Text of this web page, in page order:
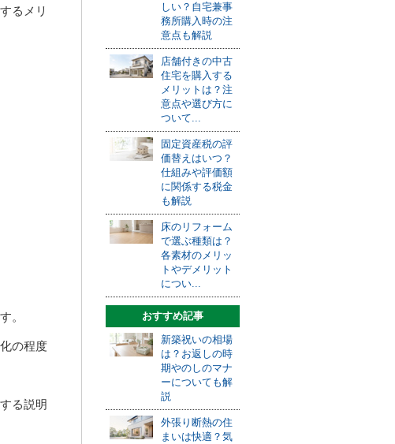
るメリ
。
の程度
る説明
しい？自宅兼事
務所購入時の注
意点も解説
店舗付きの中古
住宅を購入する
メリットは？注
意点や選び方に
ついて...
固定資産税の評
価替えはいつ？
仕組みや評価額
に関係する税金
も解説
床のリフォーム
で選ぶ種類は？
各素材のメリッ
トやデメリット
につい...
おすすめ記事
新築祝いの相場
は？お返しの時
期やのしのマナ
ーについても解
説
外張り断熱の住
まいは快適？気